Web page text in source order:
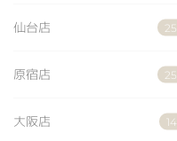
仙台店
原宿店
大阪店